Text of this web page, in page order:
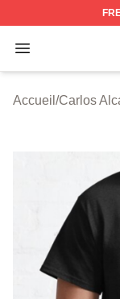
Open menu
Carlos
Accueil /Carlos